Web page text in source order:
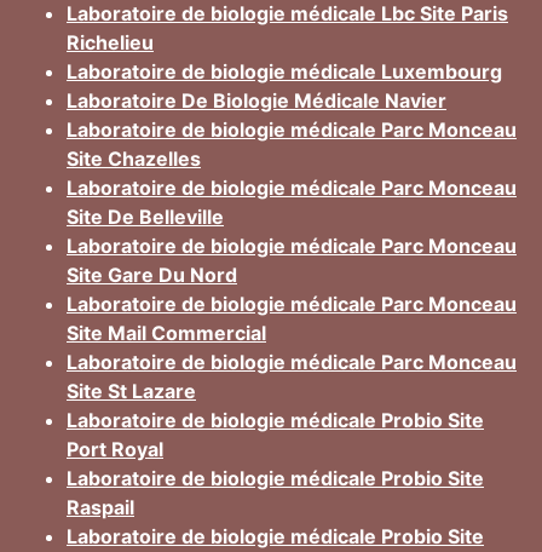
Laboratoire de biologie médicale Lbc Site Paris
Richelieu
Laboratoire de biologie médicale Luxembourg
Laboratoire De Biologie Médicale Navier
Laboratoire de biologie médicale Parc Monceau
Site Chazelles
Laboratoire de biologie médicale Parc Monceau
Site De Belleville
Laboratoire de biologie médicale Parc Monceau
Site Gare Du Nord
Laboratoire de biologie médicale Parc Monceau
Site Mail Commercial
Laboratoire de biologie médicale Parc Monceau
Site St Lazare
Laboratoire de biologie médicale Probio Site
Port Royal
Laboratoire de biologie médicale Probio Site
Raspail
Laboratoire de biologie médicale Probio Site